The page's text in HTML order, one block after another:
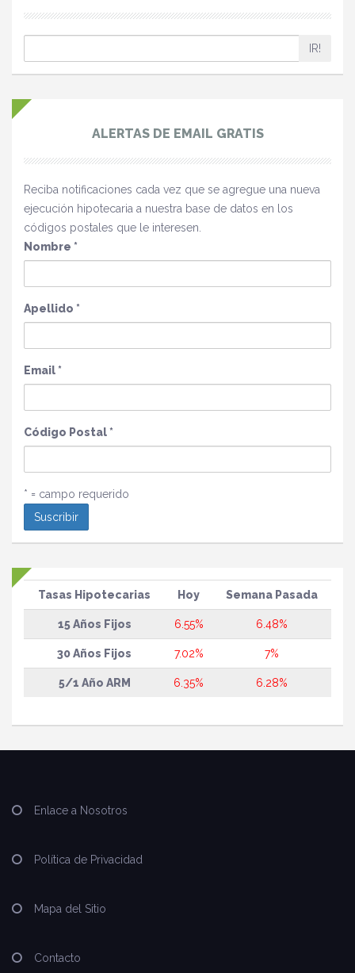
IR!
ALERTAS DE EMAIL GRATIS
Reciba notificaciones cada vez que se agregue una nueva
ejecución hipotecaria a nuestra base de datos en los
códigos postales que le interesen.
Nombre *
Apellido *
Email*
Código Postal*
* = campo requerido
Tasas Hipotecarias Hoy Semana Pasada
15 Años Fijos 6.55% 6.48%
30 Años Fijos 7.02% 7%
5/1 Año ARM 6.35% 6.28%
Enlace a Nosotros
Política de Privacidad
Mapa del Sitio
Contacto